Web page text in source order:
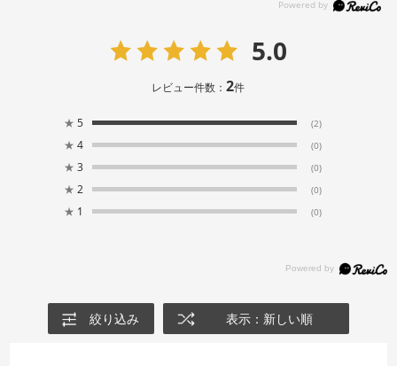
5.0
レビュー件数：2件
★ 5 (2)
★ 4 (0)
★ 3 (0)
★ 2 (0)
★ 1 (0)
絞り込み 表示：新しい順